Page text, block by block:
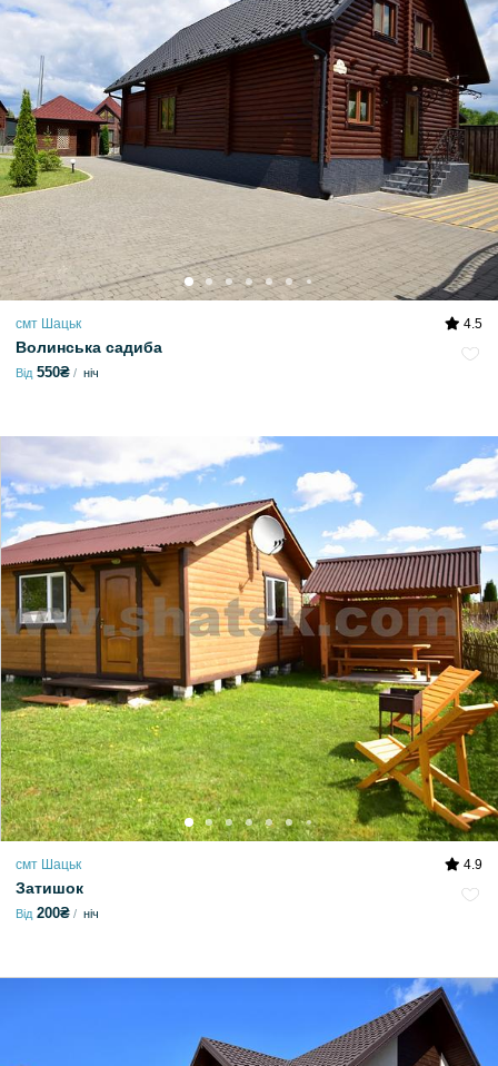
смт Шацьк 4.5
Волинська садиба
Від 550₴ ніч
смт Шацьк 4.9
Затишок
Від 200₴ ніч